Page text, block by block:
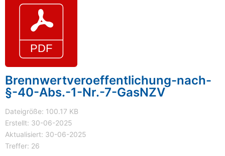
Brennwertveroeffentlichung-nach-
§-40-Abs.-1-Nr.-7-GasNZV
Dateigröße: 100.17 KB
Erstellt: 30-06-2025
Aktualisiert: 30-06-2025
Treffer: 26